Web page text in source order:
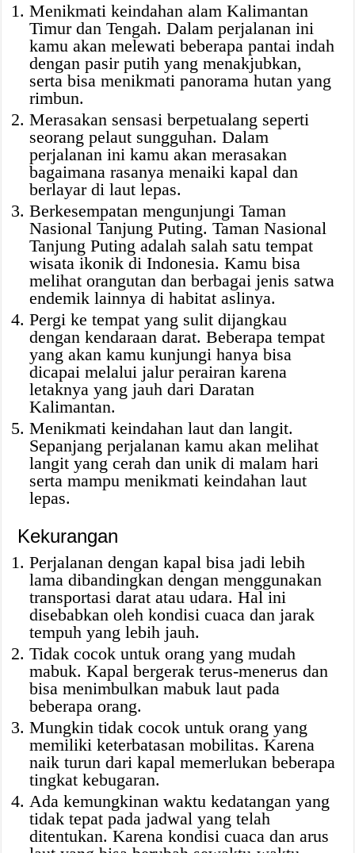
Menikmati keindahan alam Kalimantan
Timur dan Tengah. Dalam perjalanan ini
kamu akan melewati beberapa pantai indah
dengan pasir putih yang menakjubkan,
serta bisa menikmati panorama hutan yang
rimbun.
Merasakan sensasi berpetualang seperti
seorang pelaut sungguhan. Dalam
perjalanan ini kamu akan merasakan
bagaimana rasanya menaiki kapal dan
berlayar di laut lepas.
Berkesempatan mengunjungi Taman
Nasional Tanjung Puting. Taman Nasional
Tanjung Puting adalah salah satu tempat
wisata ikonik di Indonesia. Kamu bisa
melihat orangutan dan berbagai jenis satwa
endemik lainnya di habitat aslinya.
Pergi ke tempat yang sulit dijangkau
dengan kendaraan darat. Beberapa tempat
yang akan kamu kunjungi hanya bisa
dicapai melalui jalur perairan karena
letaknya yang jauh dari Daratan
Kalimantan.
Menikmati keindahan laut dan langit.
Sepanjang perjalanan kamu akan melihat
langit yang cerah dan unik di malam hari
serta mampu menikmati keindahan laut
lepas.
Kekurangan
Perjalanan dengan kapal bisa jadi lebih
lama dibandingkan dengan menggunakan
transportasi darat atau udara. Hal ini
disebabkan oleh kondisi cuaca dan jarak
tempuh yang lebih jauh.
Tidak cocok untuk orang yang mudah
mabuk. Kapal bergerak terus-menerus dan
bisa menimbulkan mabuk laut pada
beberapa orang.
Mungkin tidak cocok untuk orang yang
memiliki keterbatasan mobilitas. Karena
naik turun dari kapal memerlukan beberapa
tingkat kebugaran.
Ada kemungkinan waktu kedatangan yang
tidak tepat pada jadwal yang telah
ditentukan. Karena kondisi cuaca dan arus